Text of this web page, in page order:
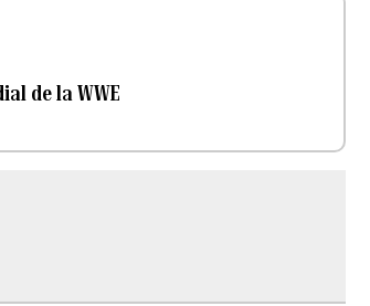
de la WWE